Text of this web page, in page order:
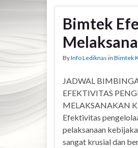
Bimtek
ByInfo Lediknas in Bimtek
JADWAL
EFEKTIVITAS
MELAKSANAKAN
Efektivitas
pelaksanaan
sangat krusial dan